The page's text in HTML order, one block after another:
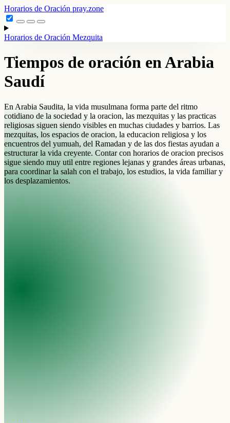
Horarios de Oración pray.zone
Horarios de Oración Mezquita
Tiempos de oración en Arabia
Saudí
En Arabia Saudita, la vida musulmana forma parte del ritmo
cotidiano de la sociedad y la oracion, las mezquitas y las practicas
religiosas siguen siendo visibles en muchas ciudades y barrios. Las
mezquitas, los espacios de oracion, la educacion religiosa y los
encuentros del yumuah, del Ramadan y de las dos fiestas ayudan a
estructurar la vida creyente. Contar con horarios de oracion precisos
sigue siendo muy util entre regiones lejanas y grandes áreas urbanas,
para coordinar la salah con el trabajo, los estudios, la vida familiar y
los desplazamientos.